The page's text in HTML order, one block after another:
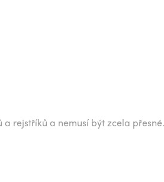
rejstříků a nemusí být zcela přesné.